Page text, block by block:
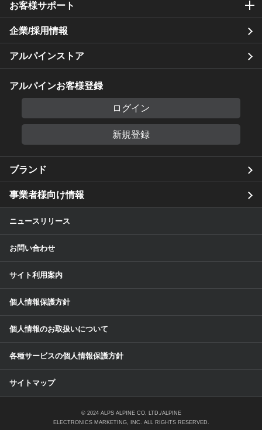
お客様サポート
企業/採用情報
アルパインストア
アルパインお客様登録
ログイン
新規登録
ブランド
事業者様向け情報
ニュースリリース
お問い合わせ
サイト利用案内
個人情報保護方針
個人情報のお取扱いについて
各種サービスの個人情報保護方針
サイトマップ
© 2024 ALPS ALPINE CO, LTD./ALPINE
ELECTRONICS MARKETING, INC. ALL RIGHTS RESERVED.